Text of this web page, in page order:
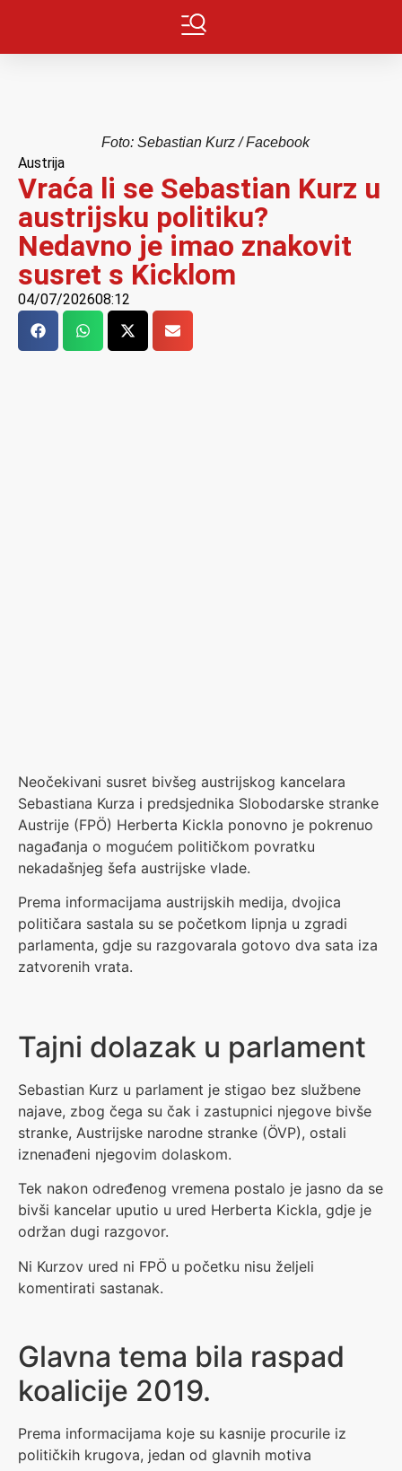
Foto: Sebastian Kurz / Facebook
Austrija
Vraća li se Sebastian Kurz u
austrijsku politiku?
Nedavno je imao znakovit
susret s Kicklom
04/07/202608:12
Neočekivani susret bivšeg austrijskog kancelara
Sebastiana Kurza i predsjednika Slobodarske stranke
Austrije (FPÖ) Herberta Kickla ponovno je pokrenuo
nagađanja o mogućem političkom povratku
nekadašnjeg šefa austrijske vlade.
Prema informacijama austrijskih medija, dvojica
političara sastala su se početkom lipnja u zgradi
parlamenta, gdje su razgovarala gotovo dva sata iza
zatvorenih vrata.
Tajni dolazak u parlament
Sebastian Kurz u parlament je stigao bez službene
najave, zbog čega su čak i zastupnici njegove bivše
stranke, Austrijske narodne stranke (ÖVP), ostali
iznenađeni njegovim dolaskom.
Tek nakon određenog vremena postalo je jasno da se
bivši kancelar uputio u ured Herberta Kickla, gdje je
održan dugi razgovor.
Ni Kurzov ured ni FPÖ u početku nisu željeli
komentirati sastanak.
Glavna tema bila raspad
koalicije 2019.
Prema informacijama koje su kasnije procurile iz
političkih krugova, jedan od glavnih motiva